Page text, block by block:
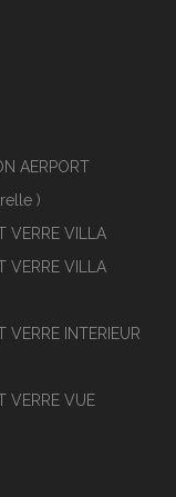
AERPORT
)
VERRE VILLA
VERRE VILLA
INTERIEUR
VERRE VUE